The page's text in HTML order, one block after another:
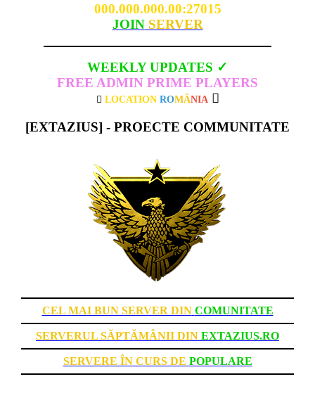
000.000.000.00:27015
JOIN SERVER
WEEKLY UPDATES ✓
FREE ADMIN PRIME PLAYERS
LOCATION ROMÂNIA
[EXTAZIUS] - PROECTE COMMUNITATE
CEL MAI BUN SERVER DIN COMUNITATE
SERVERUL SĂPTĂMÂNII DIN EXTAZIUS.RO
SERVERE ÎN CURS DE POPULARE